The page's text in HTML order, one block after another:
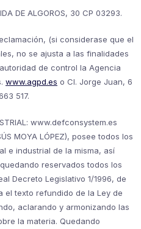
DE ALGOROS, 30 CP 03293.
(si considerase que el
no se ajusta a las finalidades
de control la Agencia
www.agpd.es o Cl. Jorge Juan, 6
517.
www.defconsystem.es
MOYA LÓPEZ), posee todos los
e industrial de la misma, así
reservados todos los
Decreto Legislativo 1/1996, de
el texto refundido de la Ley de
aclarando y armonizando las
la materia. Quedando